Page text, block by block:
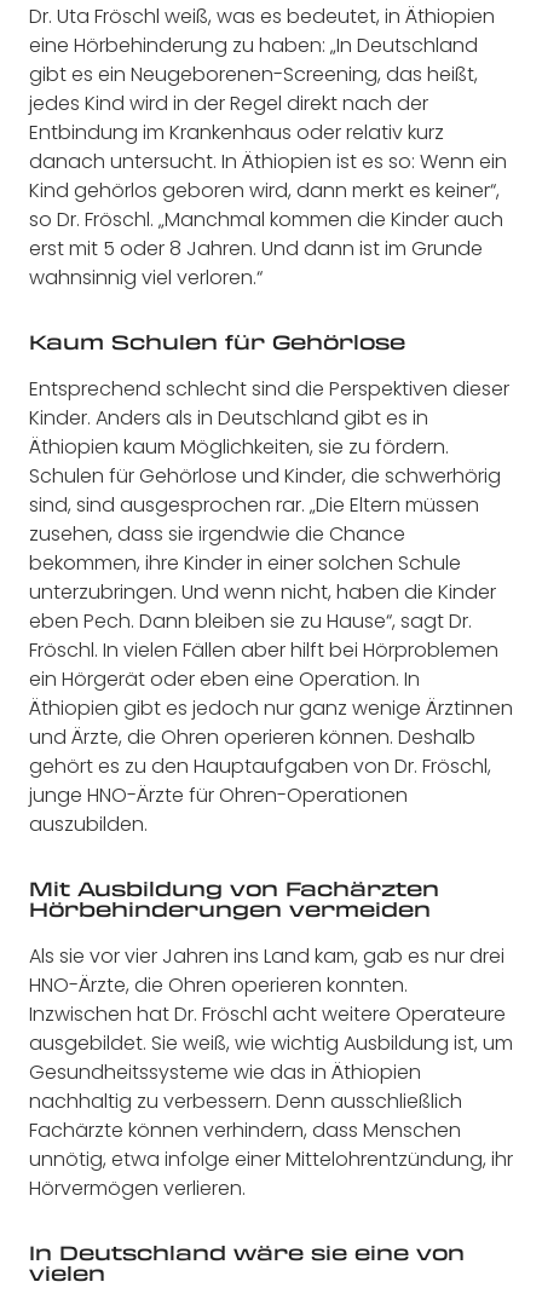
Dr. Uta Fröschl weiß, was es bedeutet, in Äthiopien
eine Hörbehinderung zu haben: „In Deutschland
gibt es ein Neugeborenen-Screening, das heißt,
jedes Kind wird in der Regel direkt nach der
Entbindung im Krankenhaus oder relativ kurz
danach untersucht. In Äthiopien ist es so: Wenn ein
Kind gehörlos geboren wird, dann merkt es keiner“,
so Dr. Fröschl. „Manchmal kommen die Kinder auch
erst mit 5 oder 8 Jahren. Und dann ist im Grunde
wahnsinnig viel verloren.“
Kaum Schulen für Gehörlose
Entsprechend schlecht sind die Perspektiven dieser
Kinder. Anders als in Deutschland gibt es in
Äthiopien kaum Möglichkeiten, sie zu fördern.
Schulen für Gehörlose und Kinder, die schwerhörig
sind, sind ausgesprochen rar. „Die Eltern müssen
zusehen, dass sie irgendwie die Chance
bekommen, ihre Kinder in einer solchen Schule
unterzubringen. Und wenn nicht, haben die Kinder
eben Pech. Dann bleiben sie zu Hause“, sagt Dr.
Fröschl. In vielen Fällen aber hilft bei Hörproblemen
ein Hörgerät oder eben eine Operation. In
Äthiopien gibt es jedoch nur ganz wenige Ärztinnen
und Ärzte, die Ohren operieren können. Deshalb
gehört es zu den Hauptaufgaben von Dr. Fröschl,
junge HNO-Ärzte für Ohren-Operationen
auszubilden.
Mit Ausbildung von Fachärzten
Hörbehinderungen vermeiden
Als sie vor vier Jahren ins Land kam, gab es nur drei
HNO-Ärzte, die Ohren operieren konnten.
Inzwischen hat Dr. Fröschl acht weitere Operateure
ausgebildet. Sie weiß, wie wichtig Ausbildung ist, um
Gesundheitssysteme wie das in Äthiopien
nachhaltig zu verbessern. Denn ausschließlich
Fachärzte können verhindern, dass Menschen
unnötig, etwa infolge einer Mittelohrentzündung, ihr
Hörvermögen verlieren.
In Deutschland wäre sie eine von
vielen